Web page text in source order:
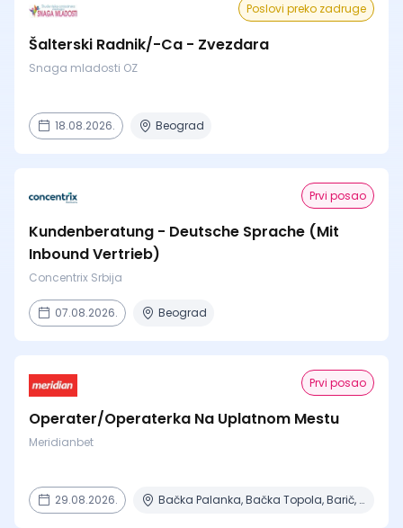
Poslovi preko zadruge
Šalterski Radnik/-Ca - Zvezdara
Snaga mladosti OZ
18.08.2026. Beograd
Prvi posao
Kundenberatung - Deutsche Sprache (Mit
Inbound Vertrieb)
Concentrix Srbija
07.08.2026. Beograd
Prvi posao
Operater/Operaterka Na Uplatnom Mestu
Meridianbet
29.08.2026. Bačka Palanka, Bačka Topola, Barič, Beograd, Čajetina + 15 mesta